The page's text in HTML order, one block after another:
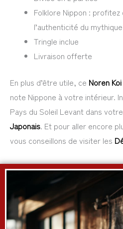
Folklore Nippon :
l’authenticité du
Tringle inclue
Livraison offerte
En plus d’être utile, ce Noren Koi
note Nippone à votre intérieur.
Pays du Soleil Levant dans
Japonais. Et pour aller encore
vous conseillons de visiter les